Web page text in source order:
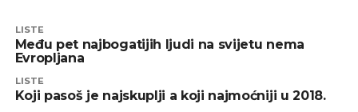
LISTE
Među pet najbogatijih ljudi na svijetu nema
Evropljana
LISTE
Koji pasoš je najskuplji a koji najmoćniji u 2018.